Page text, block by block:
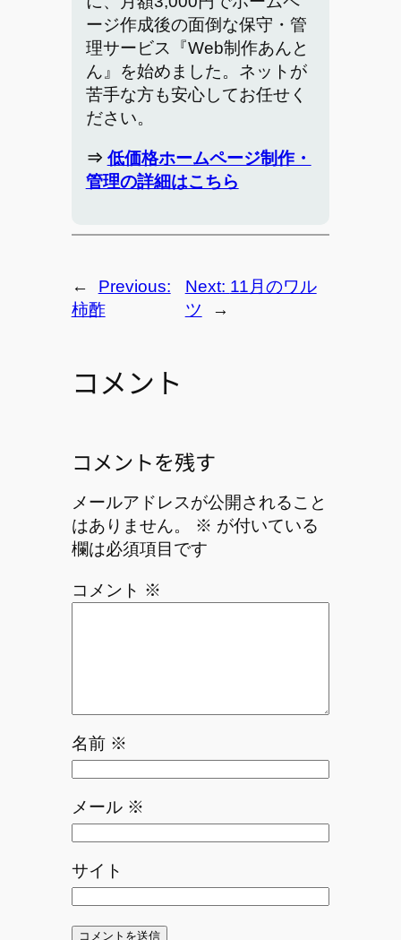
ージ作成後の面倒な保守・管
理サービス『Web制作あんと
ん』を始めました。ネットが
苦手な方も安心してお任せく
ださい。
⇒ 低価格ホームページ制作・
管理の詳細はこちら
←
Previous:
柿酢
Next: 11月のワル
ツ
→
コメント
コメントを残す
メールアドレスが公開されること
はありません。
※ が付いている
欄は必須項目です
コメント ※
名前 ※
メール ※
サイト